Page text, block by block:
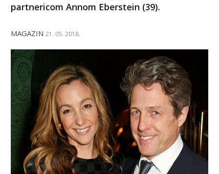
partnericom Annom Eberstein (39).
MAGAZIN 21. 05. 2018.